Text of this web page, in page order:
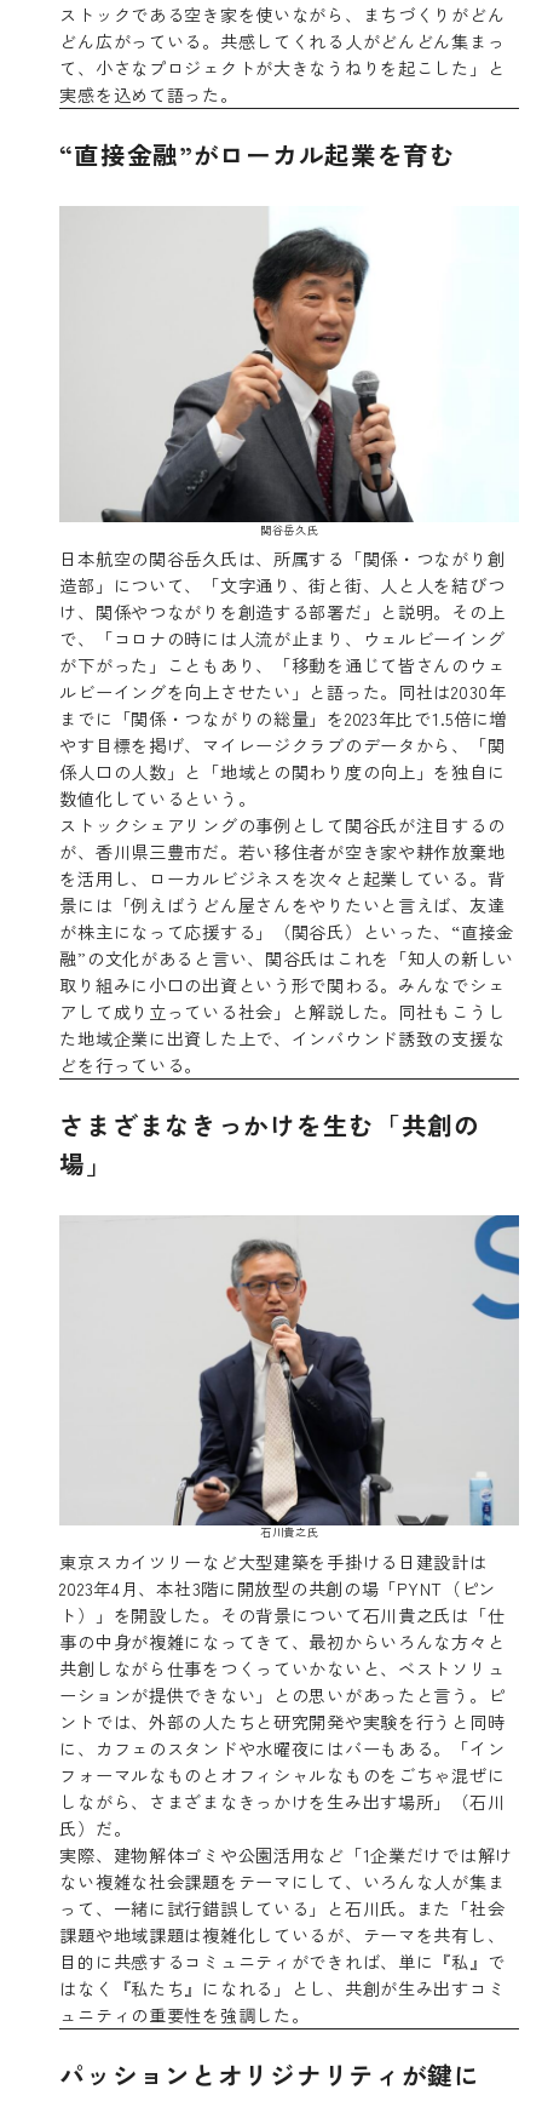
ストックである空き家を使いながら、まちづくりがどん
どん広がっている。共感してくれる人がどんどん集まっ
て、小さなプロジェクトが大きなうねりを起こした」と
実感を込めて語った。
“直接金融”がローカル起業を育む
関谷岳久氏
日本航空の関谷岳久氏は、所属する「関係・つながり創
造部」について、「文字通り、街と街、人と人を結びつ
け、関係やつながりを創造する部署だ」と説明。その上
で、「コロナの時には人流が止まり、ウェルビーイング
が下がった」こともあり、「移動を通じて皆さんのウェ
ルビーイングを向上させたい」と語った。同社は2030年
までに「関係・つながりの総量」を2023年比で1.5倍に増
やす目標を掲げ、マイレージクラブのデータから、「関
係人口の人数」と「地域との関わり度の向上」を独自に
数値化しているという。
ストックシェアリングの事例として関谷氏が注目するの
が、香川県三豊市だ。若い移住者が空き家や耕作放棄地
を活用し、ローカルビジネスを次々と起業している。背
景には「例えばうどん屋さんをやりたいと言えば、友達
が株主になって応援する」（関谷氏）といった、“直接金
融”の文化があると言い、関谷氏はこれを「知人の新しい
取り組みに小口の出資という形で関わる。みんなでシェ
アして成り立っている社会」と解説した。同社もこうし
た地域企業に出資した上で、インバウンド誘致の支援な
どを行っている。
さまざまなきっかけを生む「共創の
場」
石川貴之氏
東京スカイツリーなど大型建築を手掛ける日建設計は
2023年4月、本社3階に開放型の共創の場「PYNT（ピン
ト）」を開設した。その背景について石川貴之氏は「仕
事の中身が複雑になってきて、最初からいろんな方々と
共創しながら仕事をつくっていかないと、ベストソリュ
ーションが提供できない」との思いがあったと言う。ピ
ントでは、外部の人たちと研究開発や実験を行うと同時
に、カフェのスタンドや水曜夜にはバーもある。「イン
フォーマルなものとオフィシャルなものをごちゃ混ぜに
しながら、さまざまなきっかけを生み出す場所」（石川
氏）だ。
実際、建物解体ゴミや公園活用など「1企業だけでは解け
ない複雑な社会課題をテーマにして、いろんな人が集ま
って、一緒に試行錯誤している」と石川氏。また「社会
課題や地域課題は複雑化しているが、テーマを共有し、
目的に共感するコミュニティができれば、単に『私』で
はなく『私たち』になれる」とし、共創が生み出すコミ
ュニティの重要性を強調した。
パッションとオリジナリティが鍵に